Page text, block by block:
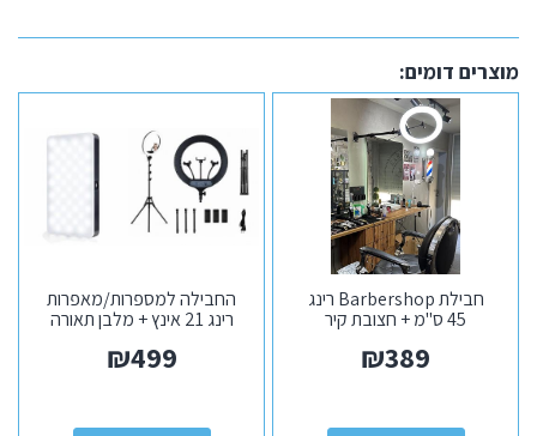
מוצרים דומים:
חבילת Barbershop רינג
45 ס"מ + חצובת קיר
₪389
החבילה למספרות/מאפרות
רינג 21 אינץ + מלבן תאורה
₪499